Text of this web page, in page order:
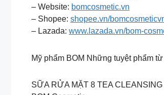
– Website: bomcosmetic.vn
– Shopee: shopee.vn/
– Lazada: www.lazada.vn/bom-
Mỹ phẩm BOM Những tuyệt phẩm
SỮA RỬA MẶT 8 TEA